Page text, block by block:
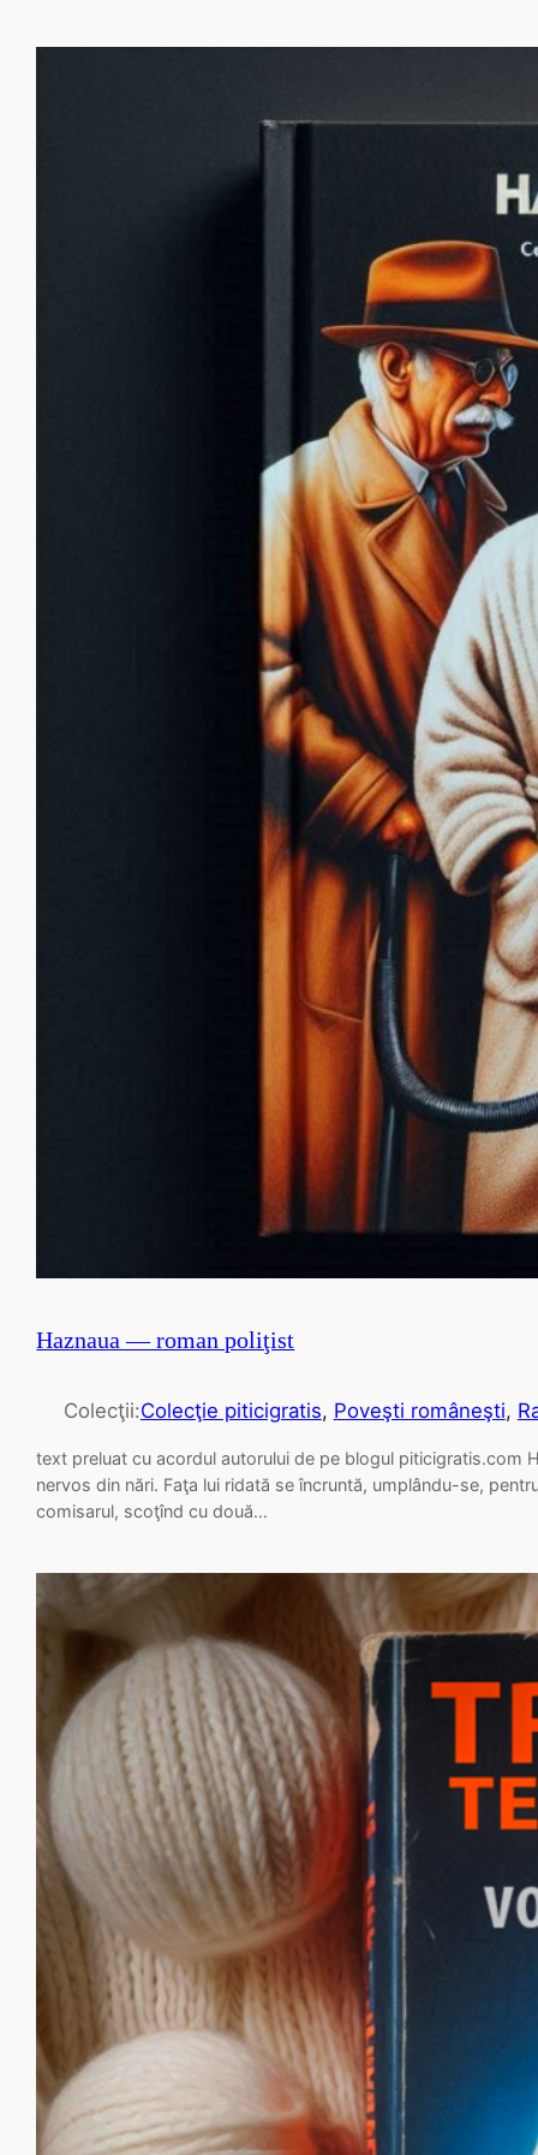
Haznaua — roman poliţist
Colecţii:Colecţie piticigratis, Poveşti româneşti,
text preluat cu acordul autorului de pe blogul piticigratis.com
nervos din nări. Faţa lui ridată se încruntă, umplându-se,
comisarul, scoţînd cu două…